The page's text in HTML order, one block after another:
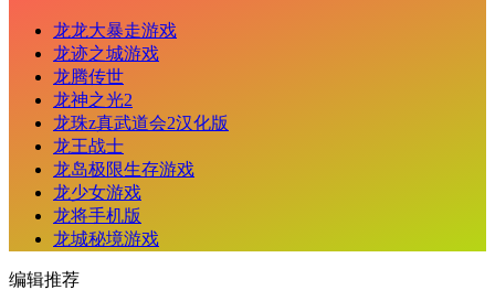
龙龙大暴走游戏
龙迹之城游戏
龙腾传世
龙神之光2
龙珠z真武道会2汉化版
龙王战士
龙岛极限生存游戏
龙少女游戏
龙将手机版
龙城秘境游戏
编辑推荐